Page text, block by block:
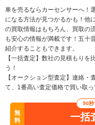
車を売るならカーセンサーへ！
になる方法が見つかるかも！他
の買取情報はもちろん、買取の
も安心の情報が満載です！五十
紹介することもできます。
【一括査定】数社の見積もり
う！
【オークション型査定】連絡
て、1番高い査定価格で買い取っ
無
料
90秒
一括